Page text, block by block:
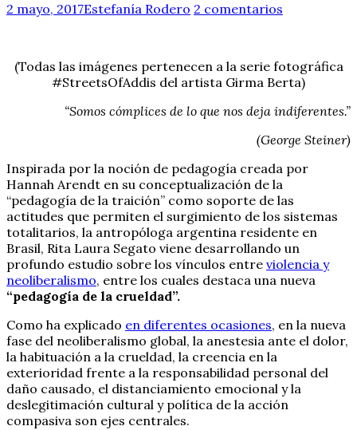
2 mayo, 2017Estefanía Rodero 2 comentarios
(Todas las imágenes pertenecen a la serie fotográfica
#StreetsOfAddis del artista Girma Berta)
“Somos cómplices de lo que nos deja indiferentes.”
(George Steiner)
Inspirada por la noción de pedagogía creada por
Hannah Arendt en su conceptualización de la
“pedagogía de la traición” como soporte de las
actitudes que permiten el surgimiento de los sistemas
totalitarios, la antropóloga argentina residente en
Brasil, Rita Laura Segato viene desarrollando un
profundo estudio sobre los vínculos entre violencia y
neoliberalismo, entre los cuales destaca una nueva
“pedagogía de la crueldad”.
Como ha explicado en diferentes ocasiones, en la nueva
fase del neoliberalismo global, la anestesia ante el dolor,
la habituación a la crueldad, la creencia en la
exterioridad frente a la responsabilidad personal del
daño causado, el distanciamiento emocional y la
deslegitimación cultural y política de la acción
compasiva son ejes centrales.